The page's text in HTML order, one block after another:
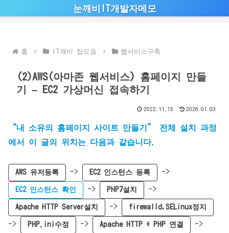
눈깨비IT개발자메모
홈 IT깨비 팁모음 웹서비스구축
(2)AWS(아마존 웹서비스) 홈페이지 만들
기 – EC2 가상머신 접속하기
2022.11.15 2026.01.03
“내 소유의 홈페이지 사이트 만들기” 전체 설치 과정
에서 이 글의 위치는 다음과 같습니다.
AWS 유저등록 -> EC2 인스턴스 등록 ->
EC2 인스턴스 확인 -> PHP7설치 ->
Apache HTTP Server설치 -> firewalld,SELinux정지
-> PHP.ini수정 -> Apache HTTP + PHP 연결 ->